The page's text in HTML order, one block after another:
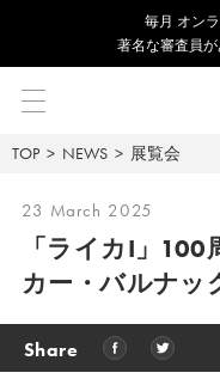
毎⽉ オン
著名な審査員
TOP NEWS 展覧会
23 March 2025
「ライカI」
カー・バルナッ
Share